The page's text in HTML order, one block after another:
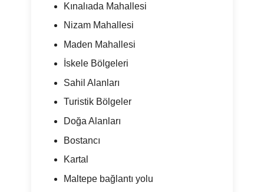
Kınalıada Mahallesi
Nizam Mahallesi
Maden Mahallesi
İskele Bölgeleri
Sahil Alanları
Turistik Bölgeler
Doğa Alanları
Bostancı
Kartal
Maltepe bağlantı yolu